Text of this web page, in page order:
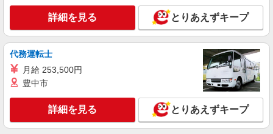
キープ 詳細を見る
正社員
コンパスグループ・ジャパン株式会社 39703_f
NEW
35万円(試用期間3ヶ月) 残業が発生した場合、残業
代を1分単位で別途支給します。 ※給与は経験や
前職給与に応じて決定します。
健寿園 （埼玉県所沢市北中２－３０１－１）
詳細を見る とりあえずキープ
代務運転士
月給 253,500円
豊中市
詳細を見る とりあえずキープ